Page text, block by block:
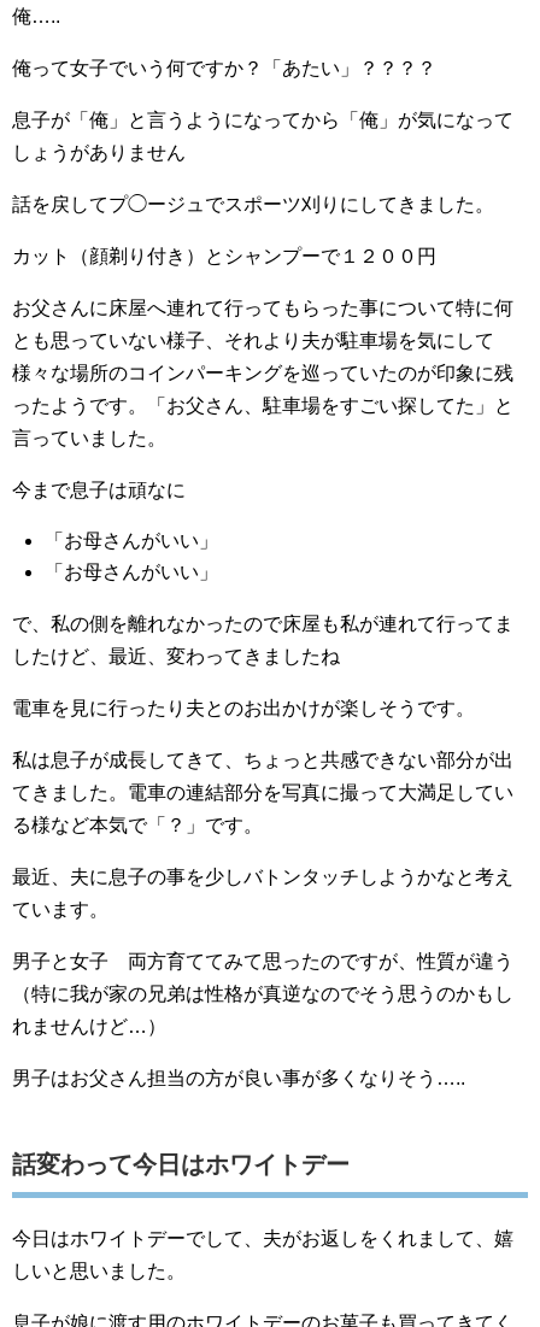
俺…..
俺って女子でいう何ですか？「あたい」？？？？
息子が「俺」と言うようになってから「俺」が気になって
しょうがありません
話を戻してプ◯ージュでスポーツ刈りにしてきました。
カット（顔剃り付き）とシャンプーで１２００円
お父さんに床屋へ連れて行ってもらった事について特に何
とも思っていない様子、それより夫が駐車場を気にして
様々な場所のコインパーキングを巡っていたのが印象に残
ったようです。「お父さん、駐車場をすごい探してた」と
言っていました。
今まで息子は頑なに
「お母さんがいい」
「お母さんがいい」
で、私の側を離れなかったので床屋も私が連れて行ってま
したけど、最近、変わってきましたね
電車を見に行ったり夫とのお出かけが楽しそうです。
私は息子が成長してきて、ちょっと共感できない部分が出
てきました。電車の連結部分を写真に撮って大満足してい
る様など本気で「？」です。
最近、夫に息子の事を少しバトンタッチしようかなと考え
ています。
男子と女子 両方育ててみて思ったのですが、性質が違う
（特に我が家の兄弟は性格が真逆なのでそう思うのかもし
れませんけど…）
男子はお父さん担当の方が良い事が多くなりそう…..
話変わって今日はホワイトデー
今日はホワイトデーでして、夫がお返しをくれまして、嬉
しいと思いました。
息子が娘に渡す用のホワイトデーのお菓子も買ってきてく